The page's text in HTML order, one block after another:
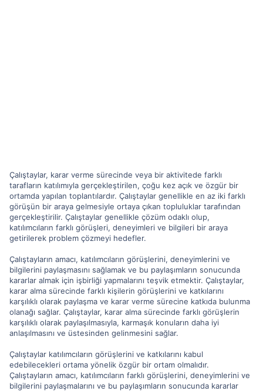
Çalıştaylar, karar verme sürecinde veya bir aktivitede farklı
tarafların katılımıyla gerçekleştirilen, çoğu kez açık ve özgür bir
ortamda yapılan toplantılardır. Çalıştaylar genellikle en az iki farklı
görüşün bir araya gelmesiyle ortaya çıkan topluluklar tarafından
gerçekleştirilir. Çalıştaylar genellikle çözüm odaklı olup,
katılımcıların farklı görüşleri, deneyimleri ve bilgileri bir araya
getirilerek problem çözmeyi hedefler.
Çalıştayların amacı, katılımcıların görüşlerini, deneyimlerini ve
bilgilerini paylaşmasını sağlamak ve bu paylaşımların sonucunda
kararlar almak için işbirliği yapmalarını teşvik etmektir. Çalıştaylar,
karar alma sürecinde farklı kişilerin görüşlerini ve katkılarını
karşılıklı olarak paylaşma ve karar verme sürecine katkıda bulunma
olanağı sağlar. Çalıştaylar, karar alma sürecinde farklı görüşlerin
karşılıklı olarak paylaşılmasıyla, karmaşık konuların daha iyi
anlaşılmasını ve üstesinden gelinmesini sağlar.
Çalıştaylar katılımcıların görüşlerini ve katkılarını kabul
edebilecekleri ortama yönelik özgür bir ortam olmalıdır.
Çalıştayların amacı, katılımcıların farklı görüşlerini, deneyimlerini ve
bilgilerini paylaşmalarını ve bu paylaşımların sonucunda kararlar